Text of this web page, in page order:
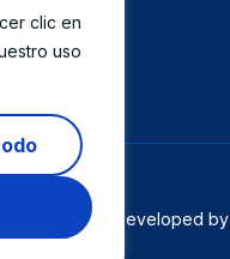
clic en
uso
| Designed & Developed by